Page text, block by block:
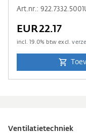
Art.nr.:
EUR22.17
incl.19.0% btw excl.
Ventilatietechniek